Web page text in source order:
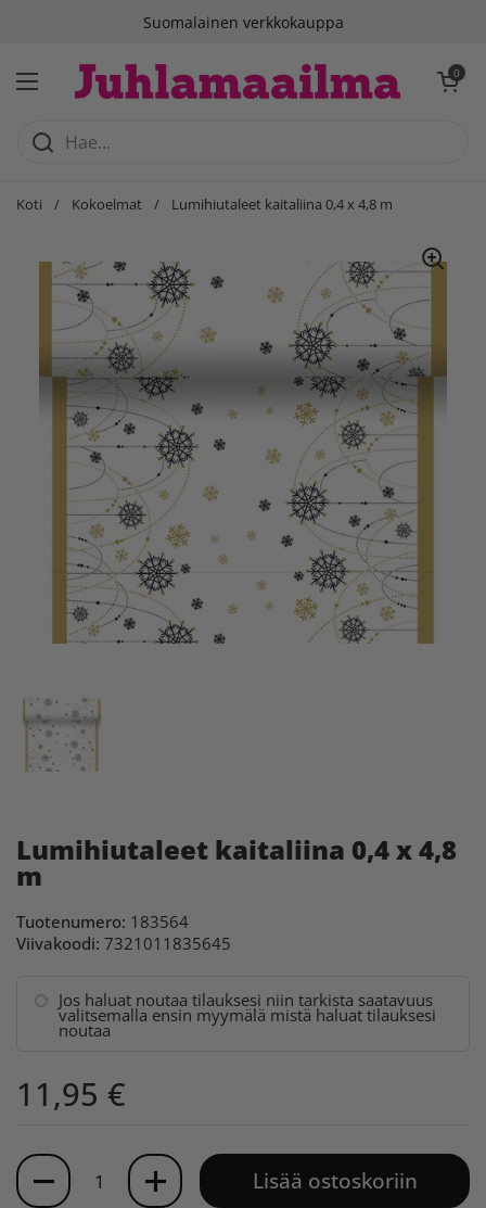
Suomalainen verkkokauppa
Avaa valikko
Avaa 0
Koti / Kokoelmat / Lumihiutaleet kaitaliina 0,4 x 4,8 m
Lumihiutaleet kaitaliina 0,4 x 4,8
m
Tuotenumero: 183564
Viivakoodi: 7321011835645
Jos haluat noutaa tilauksesi niin tarkista saatavuus
valitsemalla ensin myymälä mistä haluat tilauksesi
noutaa
11,95 €
Määrä
Lisää ostoskoriin